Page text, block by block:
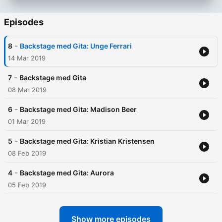
Episodes
8 - Backstage med Gita: Unge Ferrari
14 Mar 2019
7 - Backstage med Gita
08 Mar 2019
6 - Backstage med Gita: Madison Beer
01 Mar 2019
5 - Backstage med Gita: Kristian Kristensen
08 Feb 2019
4 - Backstage med Gita: Aurora
05 Feb 2019
Show more episodes